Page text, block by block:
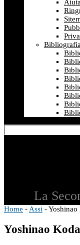
La
Home - Assi -Yoshinao
Yoshinao